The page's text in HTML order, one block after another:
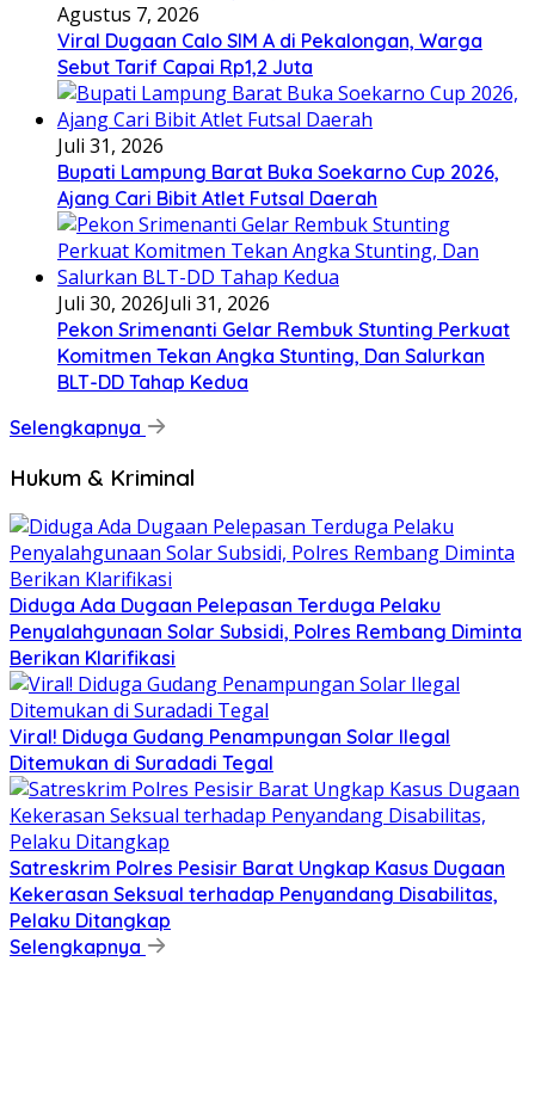
Agustus 7, 2026
Viral Dugaan Calo SIM A di Pekalongan, Warga
Sebut Tarif Capai Rp1,2 Juta
Juli 31, 2026
Bupati Lampung Barat Buka Soekarno Cup 2026,
Ajang Cari Bibit Atlet Futsal Daerah
Juli 30, 2026Juli 31, 2026
Pekon Srimenanti Gelar Rembuk Stunting Perkuat
Komitmen Tekan Angka Stunting, Dan Salurkan
BLT-DD Tahap Kedua
Selengkapnya
Hukum & Kriminal
Diduga Ada Dugaan Pelepasan Terduga Pelaku
Penyalahgunaan Solar Subsidi, Polres Rembang Diminta
Berikan Klarifikasi
Viral! Diduga Gudang Penampungan Solar Ilegal
Ditemukan di Suradadi Tegal
Satreskrim Polres Pesisir Barat Ungkap Kasus Dugaan
Kekerasan Seksual terhadap Penyandang Disabilitas,
Pelaku Ditangkap
Selengkapnya